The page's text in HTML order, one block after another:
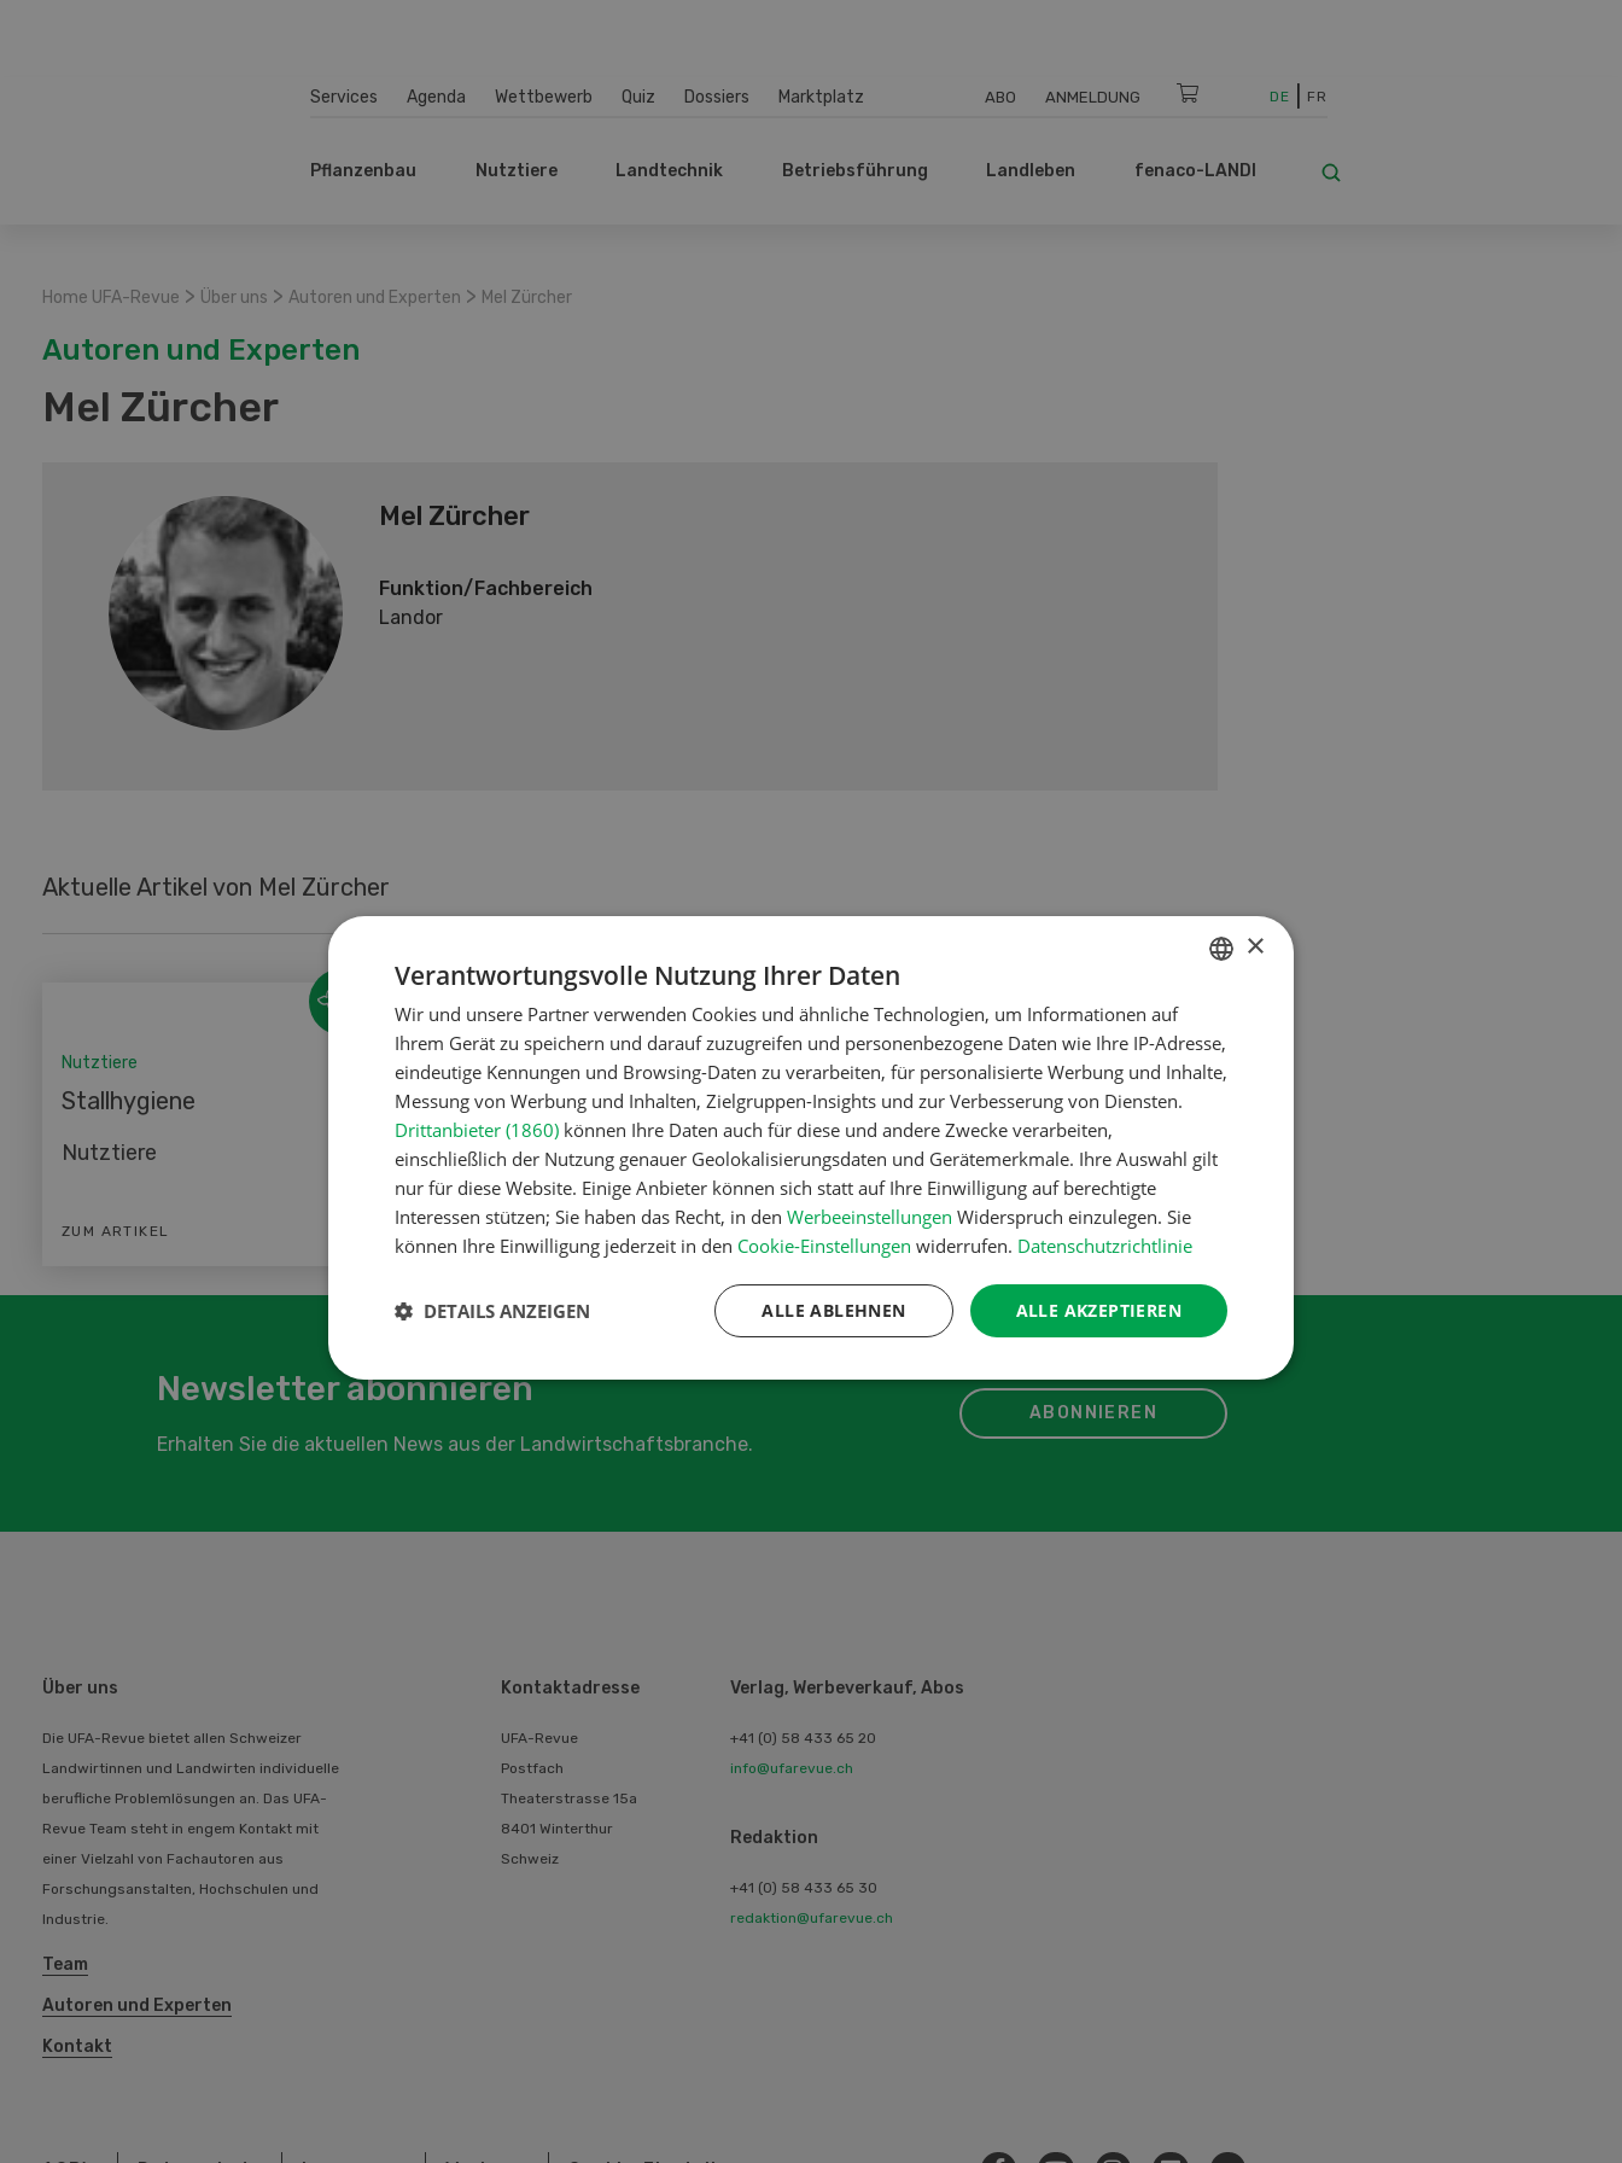
Services Agenda Wettbewerb Quiz Dossiers Marktplatz ABO ANMELDUNG DE FR
Pflanzenbau Nutztiere Landtechnik Betriebsführung Landleben fenaco-LANDI
Home UFA-Revue > Über uns > Autoren und Experten > Mel Zürcher
Autoren und Experten
Mel Zürcher
Mel Zürcher
Funktion/Fachbereich
Landor
Aktuelle Artikel von Mel Zürcher
Nutztiere
Stallhygiene
Nutztiere
ZUM ARTIKEL
Pflanzenbau
Bodenfruchtbarkeit
Pflanzenbau
ZUM ARTIKEL
Newsletter abonnieren
Erhalten Sie die aktuellen News aus der Landwirtschaftsbranche.
ABONNIEREN
Über uns
Die UFA-Revue bietet allen Schweizer
Landwirtinnen und Landwirten individuelle
berufliche Problemlösungen an. Das UFA-
Revue Team steht in engem Kontakt mit
einer Vielzahl von Fachautoren aus
Forschungsanstalten, Hochschulen und
Industrie.
Team
Autoren und Experten
Kontakt
Kontaktadresse
UFA-Revue
Postfach
Theaterstrasse 15a
8401 Winterthur
Schweiz
Verlag, Werbeverkauf, Abos
+41 (0) 58 433 65 20
info@ufarevue.ch
Redaktion
+41 (0) 58 433 65 30
redaktion@ufarevue.ch
FRENCH
×
Verantwortungsvolle Nutzung Ihrer Daten
Wir und unsere Partner verwenden Cookies und ähnliche Technologien, um Informationen auf
Ihrem Gerät zu speichern und darauf zuzugreifen und personenbezogene Daten wie Ihre IP-Adresse,
eindeutige Kennungen und Browsing-Daten zu verarbeiten, für personalisierte Werbung und Inhalte,
Messung von Werbung und Inhalten, Zielgruppen-Insights und zur Verbesserung von Diensten.
Drittanbieter (1860) können Ihre Daten auch für diese und andere Zwecke verarbeiten,
einschließlich der Nutzung genauer Geolokalisierungsdaten und Gerätemerkmale. Ihre Auswahl gilt
nur für diese Website. Einige Anbieter können sich statt auf Ihre Einwilligung auf berechtigte
Interessen stützen; Sie haben das Recht, in den Werbeeinstellungen Widerspruch einzulegen. Sie
können Ihre Einwilligung jederzeit in den Cookie-Einstellungen widerrufen. Datenschutzrichtlinie
ALLE AKZEPTIEREN
ALLE ABLEHNEN
DETAILS ANZEIGEN